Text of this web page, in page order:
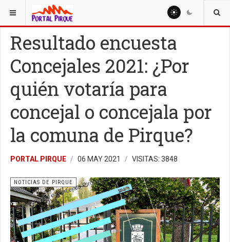
ESTÁ AQUÍ: NOTICIAS
Resultado encuesta
Concejales 2021: ¿Por
quién votaría para
concejal o concejala por
la comuna de Pirque?
PORTAL PIRQUE 06 MAY 2021 VISITAS: 3848
NOTICIAS DE PIRQUE